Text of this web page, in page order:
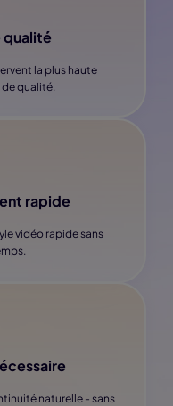
qualité
la plus haute
qualité.
rapide
vidéo rapide sans
naturelle - sans